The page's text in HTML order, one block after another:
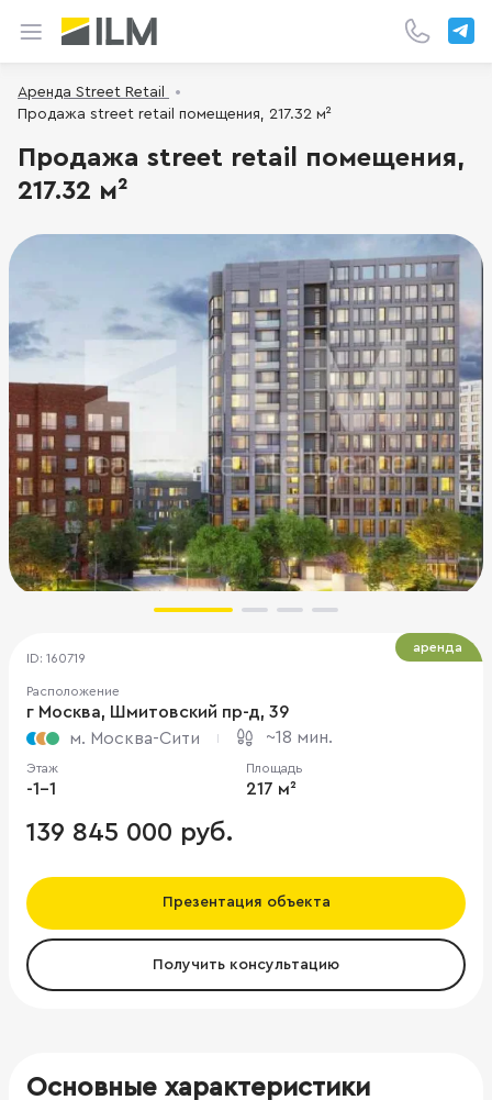
Аренда Street Retail
Продажа street retail помещения, 217.32 м²
Продажа street retail помещения,
217.32 м²
ID: 160719
Расположение
г Москва, Шмитовский пр-д, 39
м. Москва-Сити
~18 мин.
Этаж
-1-1
Площадь
217 м²
139 845 000 руб.
Презентация объекта
Получить консультацию
аренда
Основные характеристики